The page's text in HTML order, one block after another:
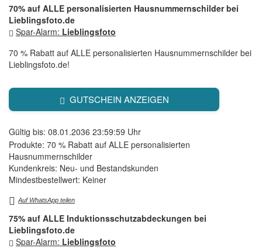
70% auf ALLE personalisierten Hausnummernschilder bei
Lieblingsfoto.de
Spar-Alarm: Lieblingsfoto
70 % Rabatt auf ALLE personalisierten Hausnummernschilder bei
Lieblingsfoto.de!
GUTSCHEIN ANZEIGEN
Gültig bis: 08.01.2036 23:59:59 Uhr
Produkte: 70 % Rabatt auf ALLE personalisierten
Hausnummernschilder
Kundenkreis: Neu- und Bestandskunden
Mindestbestellwert: Keiner
Auf WhatsApp teilen
75% auf ALLE Induktionsschutzabdeckungen bei
Lieblingsfoto.de
Spar-Alarm: Lieblingsfoto